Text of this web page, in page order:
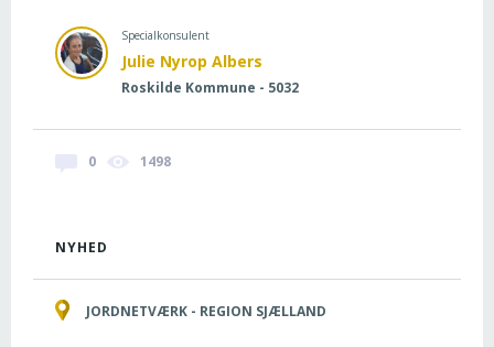
Specialkonsulent
Julie Nyrop Albers
Roskilde Kommune - 5032
0 1498
NYHED
JORDNETVÆRK - REGION SJÆLLAND